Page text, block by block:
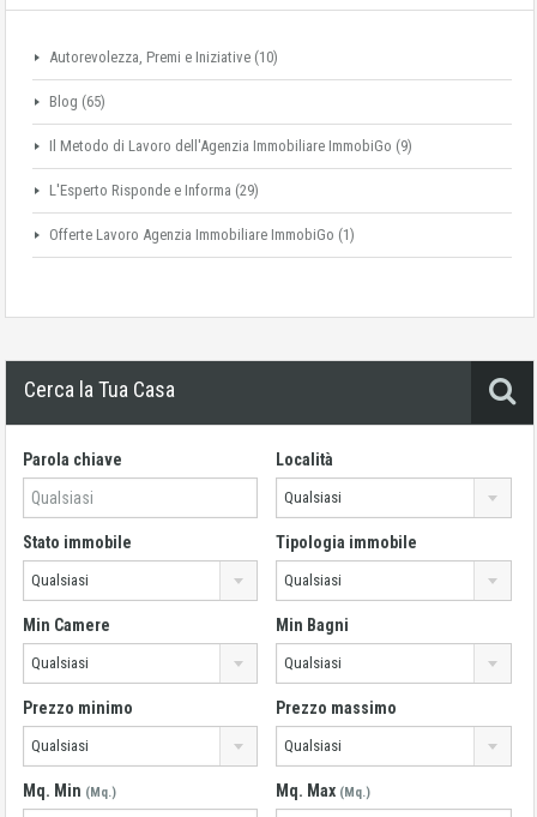
Autorevolezza, Premi e Iniziative (10)
Blog (65)
Il Metodo di Lavoro dell'Agenzia Immobiliare ImmobiGo (9)
L'Esperto Risponde e Informa (29)
Offerte Lavoro Agenzia Immobiliare ImmobiGo (1)
Cerca la Tua Casa
Parola chiave Località
Qualsiasi
Stato immobile
Qualsiasi
Tipologia immobile
Qualsiasi
Min Camere
Qualsiasi
Min Bagni
Qualsiasi
Prezzo minimo
Qualsiasi
Prezzo massimo
Qualsiasi
Mq. Min (Mq.) Mq. Max (Mq.)